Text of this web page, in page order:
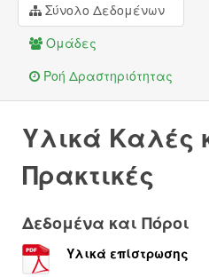
Σχετικά
Σύνολο Δεδομένων
Ομάδες
Ροή Δραστηριότητας
Υλικά Καλές
Πρακτικές
Δεδομένα και Πόροι
Υλικά επίστρωσης